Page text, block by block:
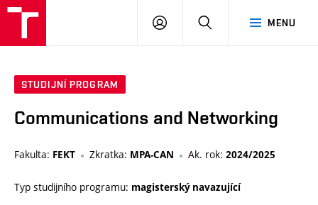
MENU
PŘIHLÁSIT
STUDIJNÍ PROGRAM
Communications and Networking
Fakulta: FEKT Zkratka: MPA-CAN Ak. rok: 2024/2025
Typ studijního programu: magisterský navazující